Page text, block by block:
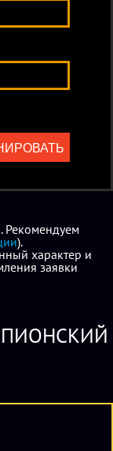
Рекомендуем
).
характер и
заявки